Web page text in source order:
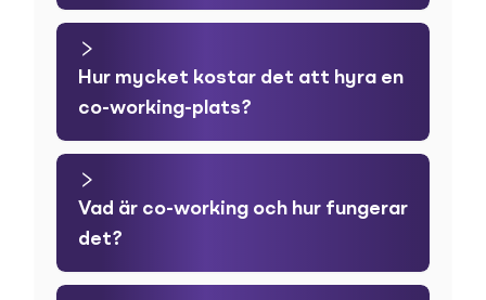
Hur mycket kostar det att hyra en
co-working-plats?
Vad är co-working och hur fungerar
det?